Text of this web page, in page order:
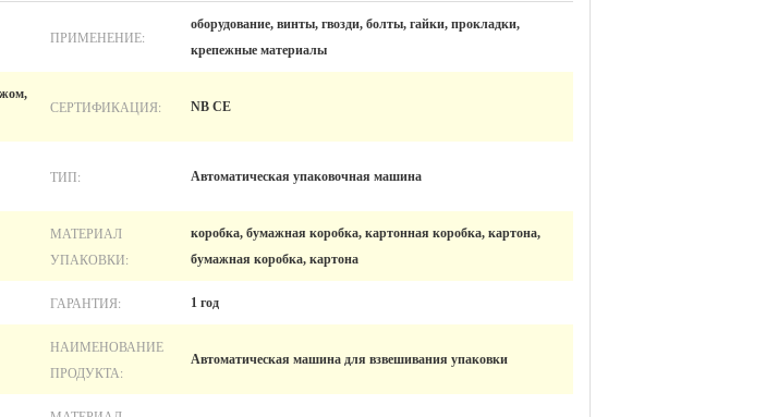
ПРИМЕНЕНИЕ:
оборудование, винты, гвозди, болты, гайки, прокладки,
крепежные материалы
СЕРТИФИКАЦИЯ: NB CE
ТИП: Автоматическая упаковочная машина
МАТЕРИАЛ
УПАКОВКИ:
коробка, бумажная коробка, картонная коробка, картона,
бумажная коробка, картона
ГАРАНТИЯ: 1 год
НАИМЕНОВАНИЕ
ПРОДУКТА:
Автоматическая машина для взвешивания упаковки